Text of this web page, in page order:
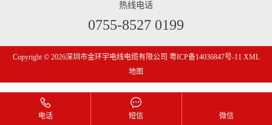
热线电话
0755-8527 0199
Copyright © 2026深圳市金环宇电线电缆有限公司 粤ICP备14036847号-11 XML
地图
电话 短信 微信